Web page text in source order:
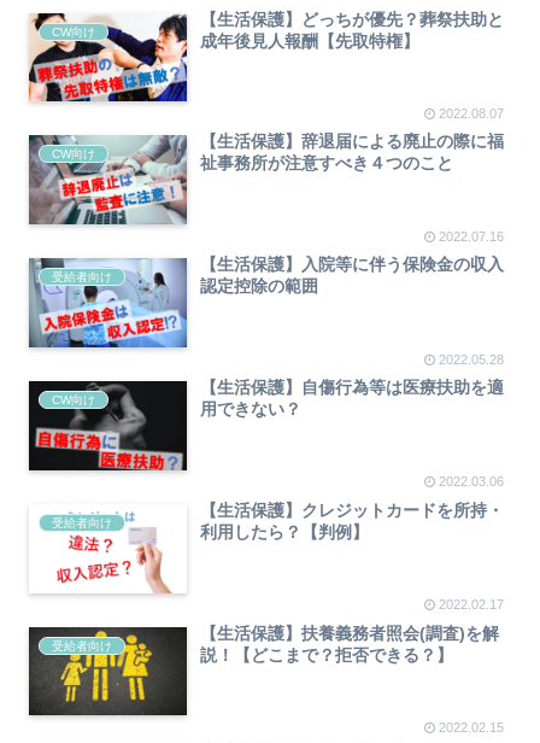
CW向け
【生活保護】どっちが優先？葬祭扶助と
成年後見人報酬【先取特権】
2022.08.07
CW向け
【生活保護】辞退届による廃止の際に福
祉事務所が注意すべき４つのこと
2022.07.16
受給者向け
【生活保護】入院等に伴う保険金の収入
認定控除の範囲
2022.05.28
CW向け
【生活保護】自傷行為等は医療扶助を適
用できない？
2022.03.06
受給者向け
【生活保護】クレジットカードを所持・
利用したら？【判例】
2022.02.17
受給者向け
【生活保護】扶養義務者照会(調査)を解
説！【どこまで？拒否できる？】
2022.02.15